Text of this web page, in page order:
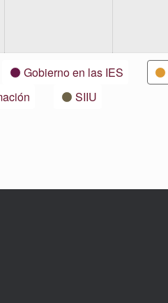
Gobierno en las IES
SIIU